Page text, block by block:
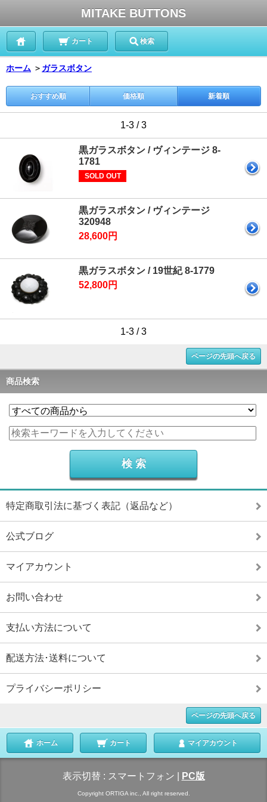
MITAKE BUTTONS
カート 検索
ホーム ＞ ガラスボタン
おすすめ順 価格順 新着順
1-3 / 3
黒ガラスボタン / ヴィンテージ 8-
1781
SOLD OUT
黒ガラスボタン / ヴィンテージ
320948
28,600円
黒ガラスボタン / 19世紀 8-1779
52,800円
1-3 / 3
ページの先頭へ戻る
商品検索
特定商取引法に基づく表記（返品など）
公式ブログ
マイアカウント
お問い合わせ
支払い方法について
配送方法･送料について
プライバシーポリシー
ページの先頭へ戻る
ホーム カート マイアカウント
表示切替 : スマートフォン PC版
Copyright ORTIGA inc., All right reserved.